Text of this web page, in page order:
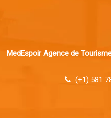
MedEspoir Agence de
(+1) 581